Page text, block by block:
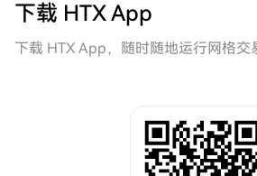
下载 HTX App
下载 HTX App，随时随地运行网格交